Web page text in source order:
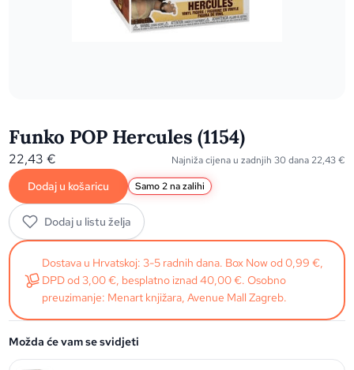
Funko POP Hercules (1154)
22,43€ Najniža cijena u zadnjih 30 dana 22,43€
Dodaj u košaricu Samo 2 na zalihi
Dodaj u listu želja
Dostava u Hrvatskoj: 3-5 radnih dana. Box Now od 0,99 €,
DPD od 3,00 €, besplatno iznad 40,00 €. Osobno
preuzimanje: Menart knjižara, Avenue Mall Zagreb.
Možda će vam se svidjeti